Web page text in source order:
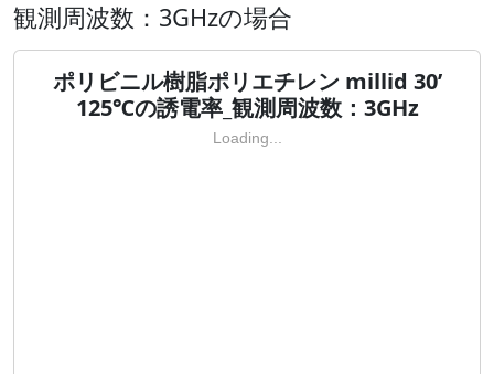
観測周波数：3GHzの場合
ポリビニル樹脂ポリエチレン millid 30’
125℃の誘電率_観測周波数：3GHz
Loading...